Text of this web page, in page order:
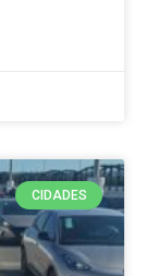
CIDADES